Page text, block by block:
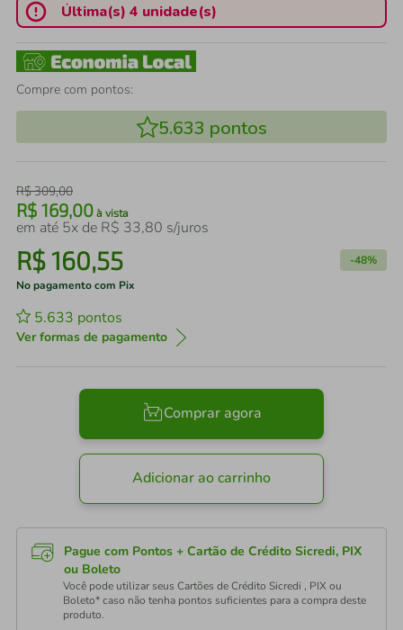
Última(s) 4 unidade(s)
Compre com pontos:
5.633 pontos
R$309,00
R$ 169,00 à vista
em até 5x de R$ 33,80 s/juros
R$160,55 -48%
No pagamento com Pix
5.633 pontos
Ver formas de pagamento
Comprar agora
Adicionar ao carrinho
Pague com Pontos + Cartão de Crédito Sicredi, PIX
ou Boleto
Você pode utilizar seus Cartões de Crédito Sicredi , PIX ou
Boleto* caso não tenha pontos suficientes para a compra deste
produto.